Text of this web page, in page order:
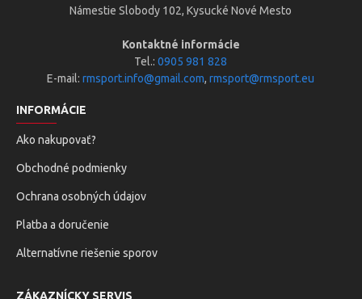
Námestie Slobody 102, Kysucké Nové Mesto
Kontaktné informácie
Tel.:0905 981 828
E-mail:rmsport.info@gmail.com,rmsport@rmsport.eu
INFORMÁCIE
Ako nakupovať?
Obchodné podmienky
Ochrana osobných údajov
Platba a doručenie
Alternatívne riešenie sporov
ZÁKAZNÍCKY SERVIS